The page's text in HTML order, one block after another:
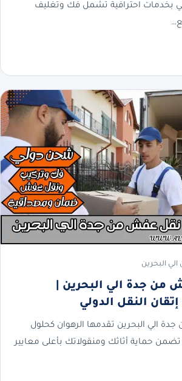
بخدمات احترافية تشمل فك وتغليف
البحرين
جدة الي البحرين |
الي البحرين تقدمها الرهوان كحلول
حماية أثاثك ومنقولاتك بأعلى معايير